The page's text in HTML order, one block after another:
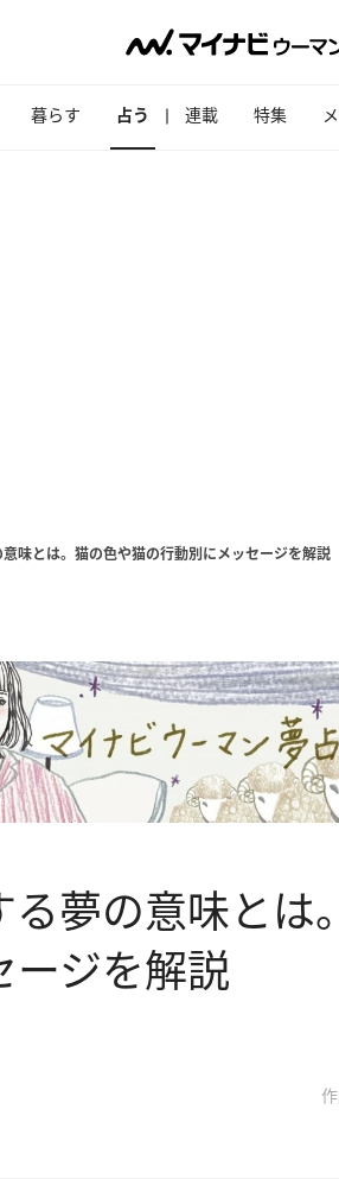
暮らす 占う 連載 特集
意味とは。猫の色や猫の行動別にメッセージを解説
る夢の意味とは
ージを解説